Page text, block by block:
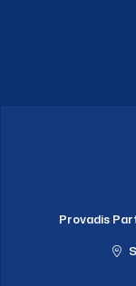
Provadis